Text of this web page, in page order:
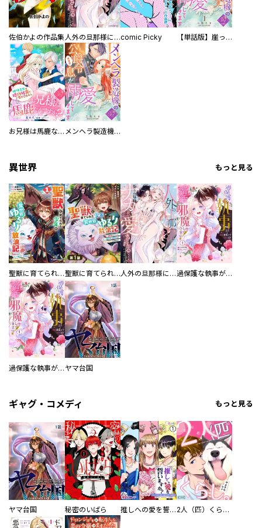
佐伯かよの作品集 人外の旦那様に娶られ毎晩ナカまで愛される…。アンソロジーcomic Picky 【単話版】崖っぷち令嬢ですが、意地と策略で幸せになります！シリーズ
お兄様は馬鹿なんですか？～地味王女は婚約破棄に巻き込まれる～ メンヘラ製造機の公爵令息（過保護）が溺愛してきます
異世界 もっと見る
聖獣に育てられた少年の異世界ゆるり放浪記～神様からもらったチート魔法で、仲間たちとスローライフを満喫中～ 聖獣に育てられた少年の異世界ゆるり放浪記～神様からもらったチート魔法で、仲間たちとスローライフを満喫中～【分冊版】 人外の旦那様に娶られ毎晩ナカまで愛される…。アンソロジー 過保護な執事が私の婚活を邪魔してきます！ 分冊版
過保護な執事が私の婚活を邪魔してきます！ ヤマ台国
ギャグ・コメディ もっと見る
ヤマ台国 秘密のいばら 推しへの愛を誓いますか？～アラサー女子、推しは逃げぬが人生逃げる～ 2人（匹）くらし。